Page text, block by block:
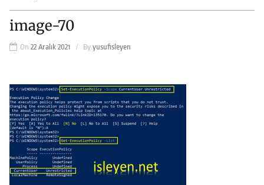
image-70
On 22 Aralık 2021 By yusufisleyen